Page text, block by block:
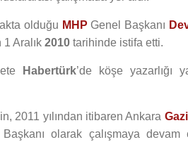
olduğu MHP Genel Başkanı
Aralık 2010 tarihinde istifa etti.
Habertürk’de köşe yazarlığı
2011 yılından itibaren Ankara
olarak çalışmaya